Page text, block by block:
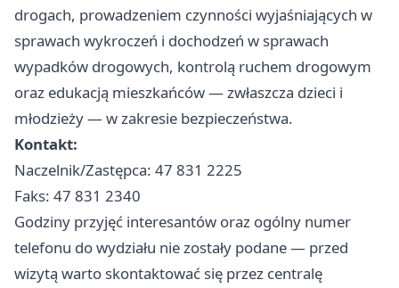
drogach, prowadzeniem czynności wyjaśniających w
sprawach wykroczeń i dochodzeń w sprawach
wypadków drogowych, kontrolą ruchem drogowym
oraz edukacją mieszkańców — zwłaszcza dzieci i
młodzieży — w zakresie bezpieczeństwa.
Kontakt:
Naczelnik/Zastępca: 47 831 2225
Faks: 47 831 2340
Godziny przyjęć interesantów oraz ogólny numer
telefonu do wydziału nie zostały podane — przed
wizytą warto skontaktować się przez centralę